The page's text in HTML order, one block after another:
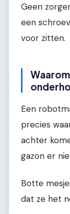
Geen
een
voor zitten.
Een
precies
achter
gazon er
Botte
dat ze het